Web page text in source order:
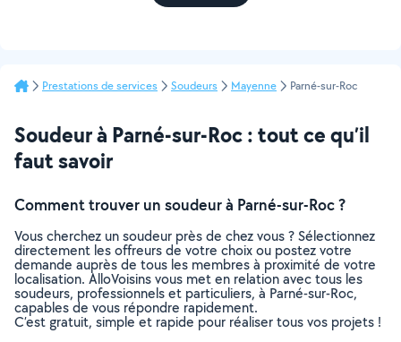
Prestations de services Soudeurs Mayenne Parné-sur-Roc
Soudeur à Parné-sur-Roc : tout ce qu’il
faut savoir
Comment trouver un soudeur à Parné-sur-Roc ?
Vous cherchez un soudeur près de chez vous ? Sélectionnez
directement les offreurs de votre choix ou postez votre
demande auprès de tous les membres à proximité de votre
localisation. AlloVoisins vous met en relation avec tous les
soudeurs, professionnels et particuliers, à Parné-sur-Roc,
capables de vous répondre rapidement.
C’est gratuit, simple et rapide pour réaliser tous vos projets !